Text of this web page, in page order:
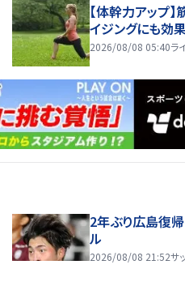
【体幹力アップ】
イジングにも効
2026/08/08 05:40ラ
2年ぶり広島復
ル
2026/08/08 21:52サ